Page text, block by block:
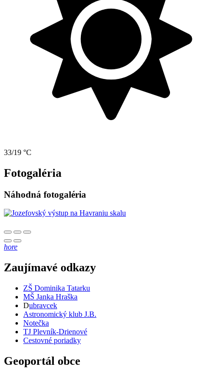
33/19 °C
Fotogaléria
Náhodná fotogaléria
hore
Zaujímavé odkazy
ZŠ Dominika Tatarku
MŠ Janka Hraška
Dubravcek
Astronomický klub J.B.
Notečka
TJ Plevník-Drienové
Cestovné poriadky
Geoportál obce